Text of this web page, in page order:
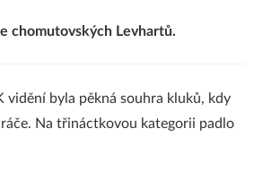
chomutovských Levhartů.
vidění byla pěkná souhra kluků, kdy
Na třináctkovou kategorii padlo